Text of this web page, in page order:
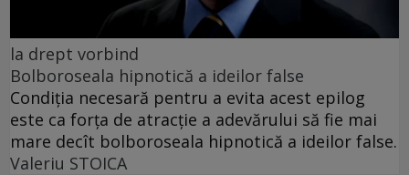
la drept vorbind
Bolboroseala hipnotică a ideilor false
Condiția necesară pentru a evita acest epilog
este ca forța de atracție a adevărului să fie mai
mare decît bolboroseala hipnotică a ideilor false.
Valeriu STOICA